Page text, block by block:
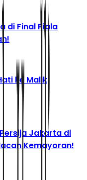
di Final Piala
ke Malik
Jakarta di
Kemayoran!